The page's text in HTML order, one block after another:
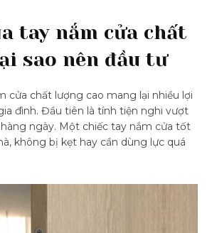
tay nắm cửa chất
sao nên đầu tư
cửa chất lượng cao mang lại nhiều lợi
đình. Đầu tiên là tính tiện nghi vượt
ngày. Một chiếc tay nắm cửa tốt
không bị kẹt hay cần dùng lực quá